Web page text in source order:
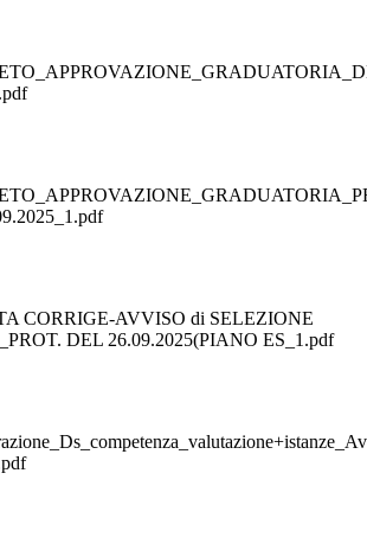
CORRIGE-AVVISO di SELEZIONE
DEL 26.09.2025(PIANO ES_1.pdf